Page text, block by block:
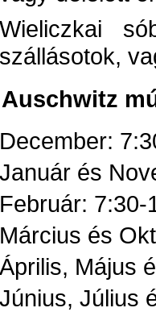
Wieliczkai
szállásotok,
December:
Január és
Február: 7:30-
Március és
Április, Május
Június, Július